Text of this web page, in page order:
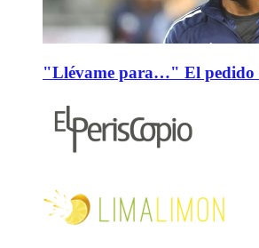
"Llévame para…" El pedido